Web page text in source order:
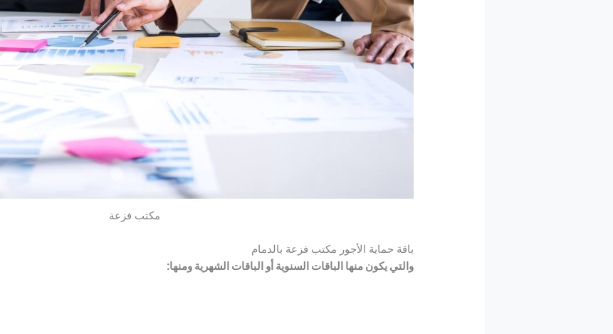
مكتب فزعة
باقة حماية الأجور مكتب فزعة بالدمام
والتي يكون منها الباقات السنوية أو الباقات الشهرية ومنها: